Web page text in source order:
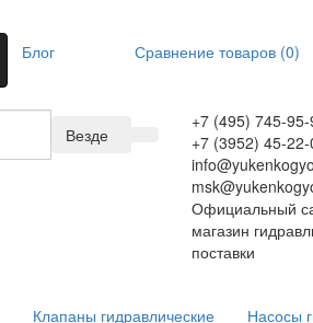
Блог Сравнение товаров (0)
+7 (495) 745-
+7 (3952) 45-22-
Официальный
магазин
поставки
Везде
Клапаны гидравлические Насосы